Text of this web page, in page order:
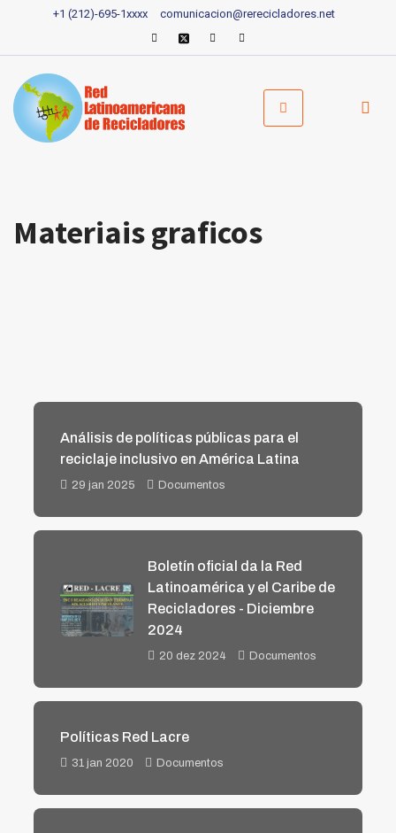
o
conteúdo
+1 (212)-695-1xxxx comunicacion@rerecicladores.net
Materiais graficos
Análisis de políticas públicas para el
reciclaje inclusivo en América Latina
29 jan 2025 Documentos
Boletín oficial da la Red
Latinoamérica y el Caribe de
Recicladores - Diciembre
2024
20 dez 2024 Documentos
Políticas Red Lacre
31 jan 2020 Documentos